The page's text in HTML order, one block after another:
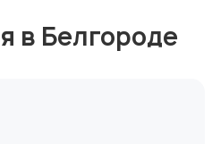
в Белгороде